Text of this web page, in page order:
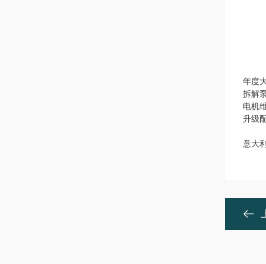
年度
拆解
电机
升级
意大